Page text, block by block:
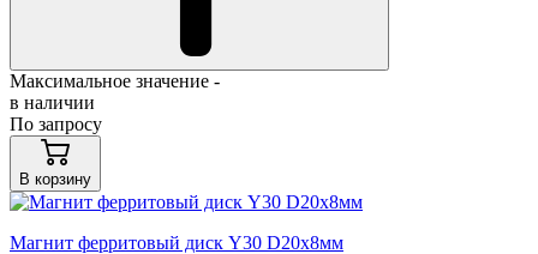
Максимальное значение -
в наличии
По запросу
В корзину
Магнит ферритовый диск Y30 D20x8мм